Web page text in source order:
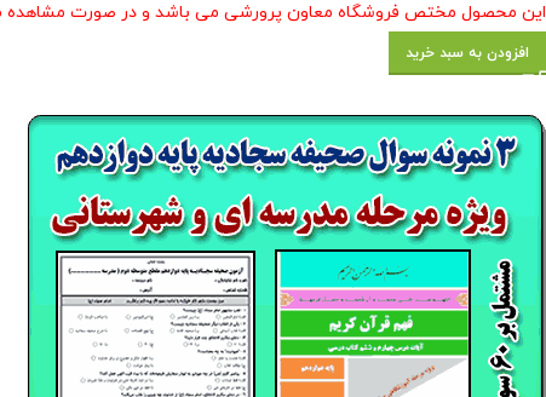
این محصول مختص فروشگاه معاون پرورشی می باشد و در صورت مشاهده
افزودن به سبد خرید